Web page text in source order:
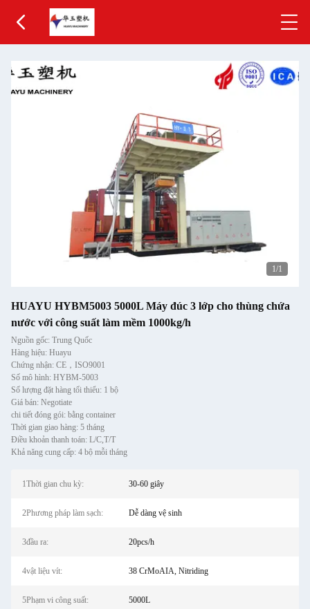
1/1
HUAYU HYBM5003 5000L Máy đúc 3 lớp cho thùng chứa
nước với công suất làm mềm 1000kg/h
Nguồn gốc: Trung Quốc
Hàng hiệu: Huayu
Chứng nhận: CE，ISO9001
Số mô hình: HYBM-5003
Số lượng đặt hàng tối thiểu: 1 bộ
Giá bán: Negotiate
chi tiết đóng gói: bằng container
Thời gian giao hàng: 5 tháng
Điều khoản thanh toán: L/C,T/T
Khả năng cung cấp: 4 bộ mỗi tháng
1Thời gian chu kỳ: 30-60 giây
2Phương pháp làm sạch: Dễ dàng vệ sinh
3đầu ra: 20pcs/h
4vật liệu vít: 38 CrMoAIA, Nitriding
5Phạm vi công suất: 5000L